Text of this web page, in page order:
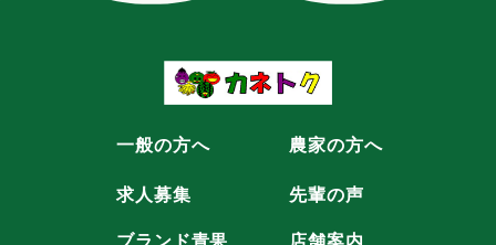
一般の方へ 農家の方へ
求人募集 先輩の声
ブランド青果 店舗案内